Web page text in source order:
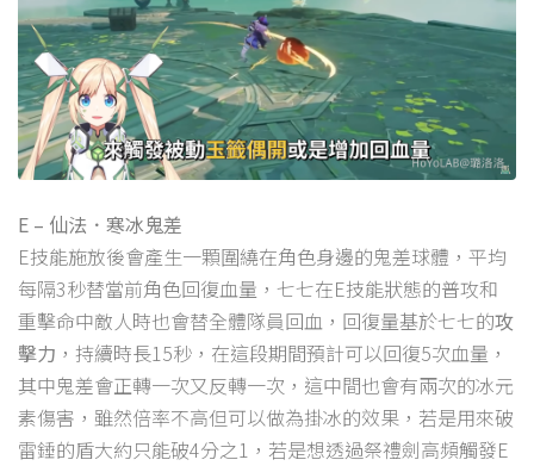
E – 仙法．寒冰鬼差
E技能施放後會產生一顆圍繞在角色身邊的鬼差球體，平均
每隔3秒替當前角色回復血量，七七在E技能狀態的普攻和
重擊命中敵人時也會替全體隊員回血，回復量基於七七的攻
擊力 ，持續時長15秒，在這段期間預計可以回復5次血量，
其中鬼差會正轉一次又反轉一次，這中間也會有兩次的冰元
素傷害，雖然倍率不高但可以做為掛冰的效果，若是用來破
雷錘的盾大約只能破4分之1，若是想透過祭禮劍高頻觸發E